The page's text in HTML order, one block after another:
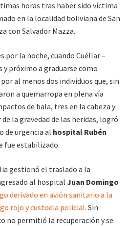
horas tras haber sido víctima
en la localidad boliviana de San
con Salvador Mazza.
por la noche, cuando Cuéllar –
próximo a graduarse como
al menos dos individuos que, sin
a quemarropa en plena vía
de bala, tres en la cabeza y
la gravedad de las heridas, logró
de urgencia al hospital Rubén
fue estabilizado.
gestionó el traslado a la
al hospital Juan Domingo
derivado en avión sanitario a la
rojo y custodia policial. Sin
no permitió la recuperación y se